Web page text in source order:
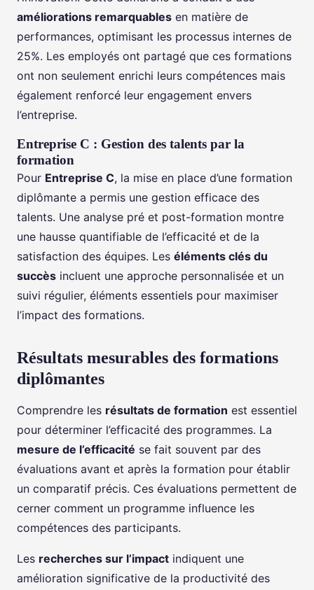
améliorations remarquables en matière de
performances, optimisant les processus internes de
25%. Les employés ont partagé que ces formations
ont non seulement enrichi leurs compétences mais
également renforcé leur engagement envers
l’entreprise.
Entreprise C : Gestion des talents par la
formation
Pour Entreprise C, la mise en place d’une formation
diplômante a permis une gestion efficace des
talents. Une analyse pré et post-formation montre
une hausse quantifiable de l’efficacité et de la
satisfaction des équipes. Les éléments clés du
succès incluent une approche personnalisée et un
suivi régulier, éléments essentiels pour maximiser
l’impact des formations.
Résultats mesurables des formations
diplômantes
Comprendre les résultats de formation est essentiel
pour déterminer l’efficacité des programmes. La
mesure de l’efficacité se fait souvent par des
évaluations avant et après la formation pour établir
un comparatif précis. Ces évaluations permettent de
cerner comment un programme influence les
compétences des participants.
Les recherches sur l’impact indiquent une
amélioration significative de la productivité des